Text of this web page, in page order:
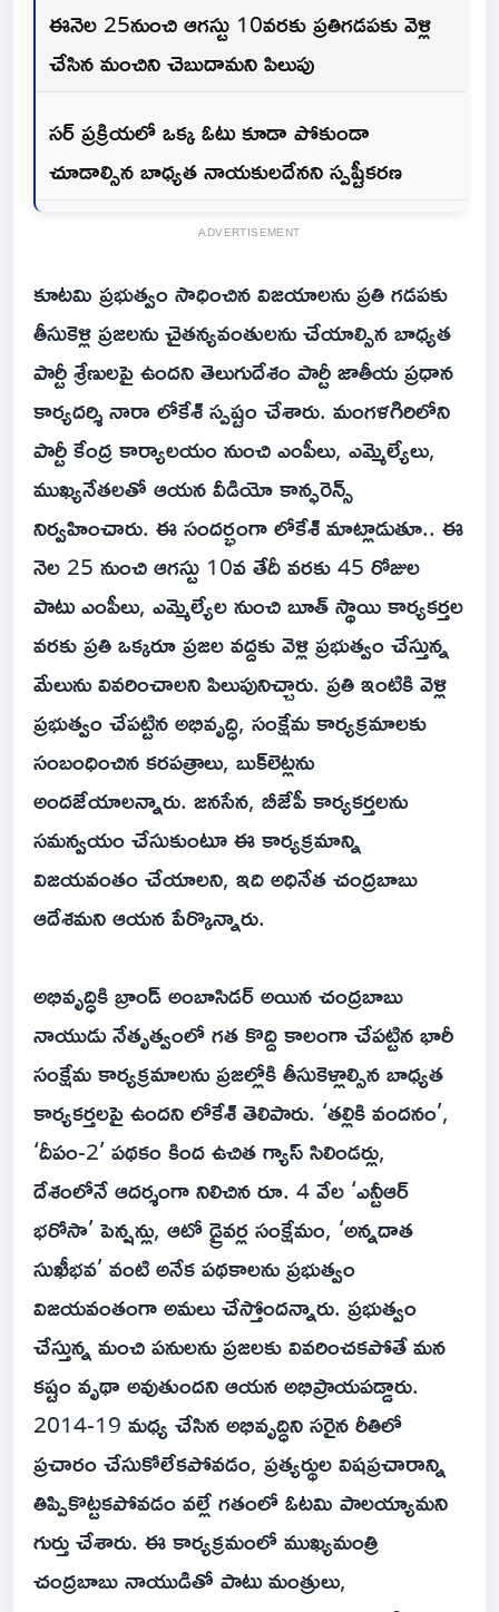
ఈనెల 25నుంచి ఆగస్టు 10వరకు ప్రతిగడపకు వెళ్లి
చేసిన మంచిని చెబుదామని పిలుపు
సర్ ప్రక్రియలో ఒక్క ఓటు కూడా పోకుండా
చూడాల్సిన బాధ్యత నాయకులదేనని స్పష్టీకరణ
ADVERTISEMENT
కూటమి ప్రభుత్వం సాధించిన విజయాలను ప్రతి గడపకు
తీసుకెళ్లి ప్రజలను చైతన్యవంతులను చేయాల్సిన బాధ్యత
పార్టీ శ్రేణులపై ఉందని తెలుగుదేశం పార్టీ జాతీయ ప్రధాన
కార్యదర్శి నారా లోకేశ్ స్పష్టం చేశారు. మంగళగిరిలోని
పార్టీ కేంద్ర కార్యాలయం నుంచి ఎంపీలు, ఎమ్మెల్యేలు,
ముఖ్యనేతలతో ఆయన వీడియో కాన్ఫరెన్స్
నిర్వహించారు. ఈ సందర్భంగా లోకేశ్ మాట్లాడుతూ.. ఈ
నెల 25 నుంచి ఆగస్టు 10వ తేదీ వరకు 45 రోజుల
పాటు ఎంపీలు, ఎమ్మెల్యేల నుంచి బూత్ స్థాయి కార్యకర్తల
వరకు ప్రతి ఒక్కరూ ప్రజల వద్దకు వెళ్లి ప్రభుత్వం చేస్తున్న
మేలును వివరించాలని పిలుపునిచ్చారు. ప్రతి ఇంటికి వెళ్లి
ప్రభుత్వం చేపట్టిన అభివృద్ధి, సంక్షేమ కార్యక్రమాలకు
సంబంధించిన కరపత్రాలు, బుక్‌లెట్లను
అందజేయాలన్నారు. జనసేన, బీజేపీ కార్యకర్తలను
సమన్వయం చేసుకుంటూ ఈ కార్యక్రమాన్ని
విజయవంతం చేయాలని, ఇది అధినేత చంద్రబాబు
ఆదేశమని ఆయన పేర్కొన్నారు.
అభివృద్ధికి బ్రాండ్ అంబాసిడర్ అయిన చంద్రబాబు
నాయుడు నేతృత్వంలో గత కొద్ది కాలంగా చేపట్టిన భారీ
సంక్షేమ కార్యక్రమాలను ప్రజల్లోకి తీసుకెళ్లాల్సిన బాధ్యత
కార్యకర్తలపై ఉందని లోకేశ్ తెలిపారు. ‘తల్లికి వందనం’,
‘దీపం-2’ పథకం కింద ఉచిత గ్యాస్ సిలిండర్లు,
దేశంలోనే ఆదర్శంగా నిలిచిన రూ. 4 వేల ‘ఎన్టీఆర్
భరోసా’ పెన్షన్లు, ఆటో డ్రైవర్ల సంక్షేమం, ‘అన్నదాత
సుఖీభవ’ వంటి అనేక పథకాలను ప్రభుత్వం
విజయవంతంగా అమలు చేస్తోందన్నారు. ప్రభుత్వం
చేస్తున్న మంచి పనులను ప్రజలకు వివరించకపోతే మన
కష్టం వృథా అవుతుందని ఆయన అభిప్రాయపడ్డారు.
2014-19 మధ్య చేసిన అభివృద్ధిని సరైన రీతిలో
ప్రచారం చేసుకోలేకపోవడం, ప్రత్యర్థుల విషప్రచారాన్ని
తిప్పికొట్టకపోవడం వల్లే గతంలో ఓటమి పాలయ్యామని
గుర్తు చేశారు. ఈ కార్యక్రమంలో ముఖ్యమంత్రి
చంద్రబాబు నాయుడితో పాటు మంత్రులు,